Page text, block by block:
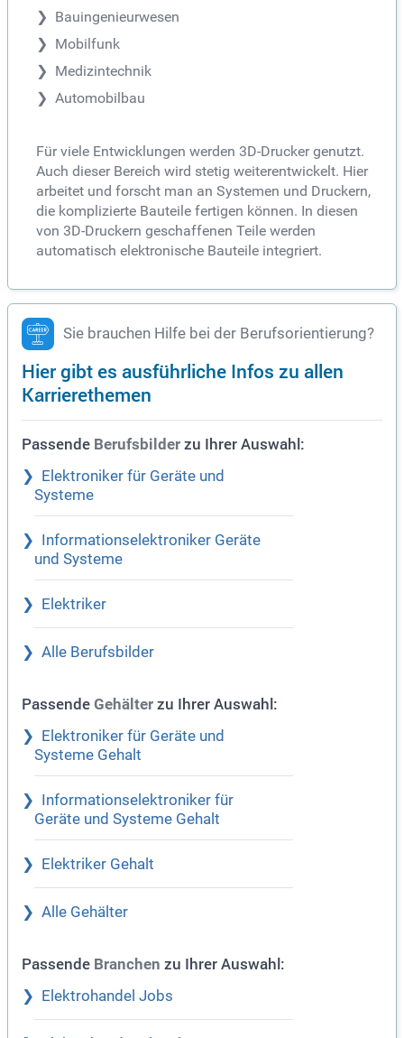
Bauingenieurwesen
Mobilfunk
Medizintechnik
Automobilbau
Für viele Entwicklungen werden 3D-Drucker genutzt.
Auch dieser Bereich wird stetig weiterentwickelt. Hier
arbeitet und forscht man an Systemen und Druckern,
die komplizierte Bauteile fertigen können. In diesen
von 3D-Druckern geschaffenen Teile werden
automatisch elektronische Bauteile integriert.
Sie brauchen Hilfe bei der Berufsorientierung?
Hier gibt es ausführliche Infos zu allen
Karrierethemen
Passende Berufsbilder zu Ihrer Auswahl:
Elektroniker für Geräte und
Systeme
Informationselektroniker Geräte
und Systeme
Elektriker
Alle Berufsbilder
Passende Gehälter zu Ihrer Auswahl:
Elektroniker für Geräte und
Systeme Gehalt
Informationselektroniker für
Geräte und Systeme Gehalt
Elektriker Gehalt
Alle Gehälter
Passende Branchen zu Ihrer Auswahl:
Elektrohandel Jobs